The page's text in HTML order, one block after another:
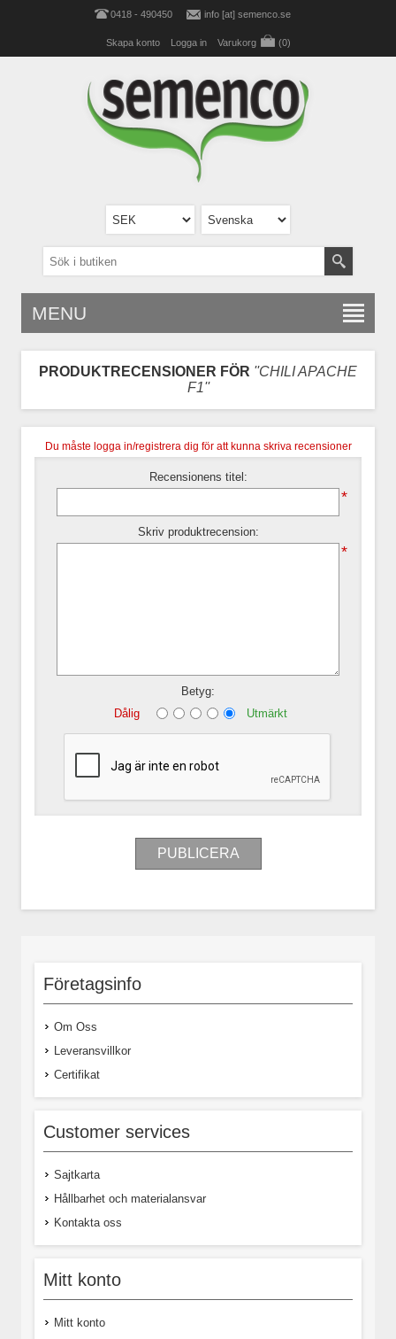
0418 - 490450 info [at] semenco.se
Skapa konto Logga in Varukorg (0)
MENU
PRODUKTRECENSIONER FÖR
CHILI APACHE
F1
Du måste logga in/registrera dig för att kunna skriva recensioner
Recensionens titel:
*
Skriv produktrecension:
*
Betyg:
Dålig
Utmärkt
Företagsinfo
Om Oss
Leveransvillkor
Certifikat
Customer services
Sajtkarta
Hållbarhet och materialansvar
Kontakta oss
Mitt konto
Mitt konto